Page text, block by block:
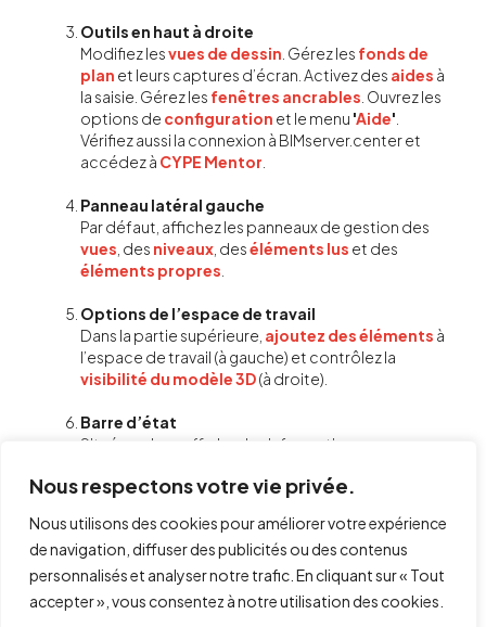
Nous respectons votre vie privée.
Nous utilisons des cookies pour améliorer votre expérience
de navigation, diffuser des publicités ou des contenus
personnalisés et analyser notre trafic. En cliquant sur « Tout
accepter », vous consentez à notre utilisation des cookies.
Outils en haut à droite
Modifiez lesvues de dessin . Gérez les fonds de
plan et leurs captures d’écran. Activez des aides à
la saisie. Gérez les fenêtres ancrables . Ouvrez les
options de configuration et le menu 'Aide'
Vérifiez aussi la connexion à BIMserver.center et
accédez à CYPE Mentor
Panneau latéral gauche
Par défaut, affichez les panneaux de gestion des
vues , des niveaux , deséléments lus et des
éléments propres
Options de l’espace de travail
Dans la partie supérieure, ajoutez des éléments à
l’espace de travail (à gauche) et contrôlez la
visibilité du modèle 3D(à droite).
Barre d’état
Située en bas, affiche des informations
l’application.